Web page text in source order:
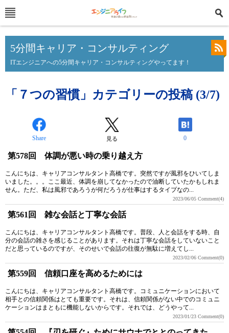
5分間キャリア・コンサルティング
ITエンジニアへの5分間キャリア・コンサルティングやってます！
「７つの習慣」カテゴリーの投稿 (3/7)
Share 見る 0
第578回 体調が悪い時の乗り越え方
こんにちは、キャリアコンサルタント高橋です。突然ですが風邪をひいてしま
いました。。。ここ最近、体調を崩してなかったので油断していたかもしれま
せん。ただ、私は風邪であろうが何だろうが仕事はするタイプなの...
2023/06/05 Comment(4)
第561回 雑な会話と丁寧な会話
こんにちは、キャリアコンサルタント高橋です。普段、人と会話をする時、自
分の会話の雑さを感じることがあります。それは丁寧な会話をしていないこと
だと思っているのですが、そのせいで会話の往復が無駄に増えてし...
2023/02/06 Comment(0)
第559回 信頼口座を高めるためには
こんにちは、キャリアコンサルタント高橋です。コミュニケーションにおいて
相手との信頼関係はとても重要です。それは、信頼関係がない中でのコミュニ
ケーションはまともに機能しないからです。それでは、どうやって...
2023/01/23 Comment(0)